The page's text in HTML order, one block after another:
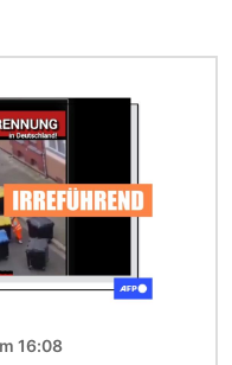
16:08